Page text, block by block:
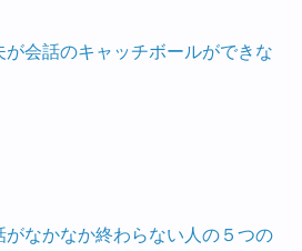
会話のキャッチボールができな
なかなか終わらない人の５つの